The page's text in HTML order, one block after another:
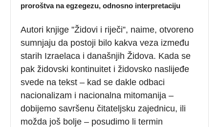
proroštva na egzegezu, odnosno interpretaciju
Autori knjige ”Židovi i riječi”, naime, otvoreno
sumnjaju da postoji bilo kakva veza između
starih Izraelaca i današnjih Židova. Kada se
pak židovski kontinuitet i židovsko naslijeđe
svede na tekst – kad se dakle odbaci
nacionalizam i nacionalna mitomanija –
dobijemo savršenu čitateljsku zajednicu, ili
možda još bolje – posudimo li termin